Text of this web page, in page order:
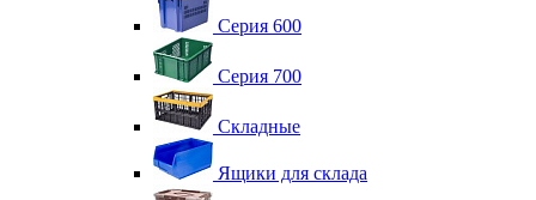
Серия 600
Серия 700
Складные
Ящики для склада